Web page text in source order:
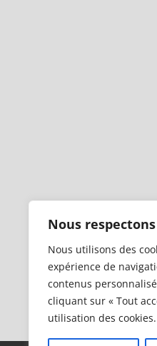
Nous
Nous utilisons des
expérience de
contenus
cliquant sur « Tout
utilisation des cookies.